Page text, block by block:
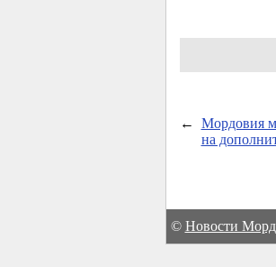
←
Мордовия
на
© Новости